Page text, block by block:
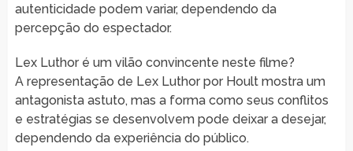
autenticidade podem variar, dependendo da
percepção do espectador.
Lex Luthor é um vilão convincente neste filme?
A representação de Lex Luthor por Hoult mostra um
antagonista astuto, mas a forma como seus conflitos
e estratégias se desenvolvem pode deixar a desejar,
dependendo da experiência do público.